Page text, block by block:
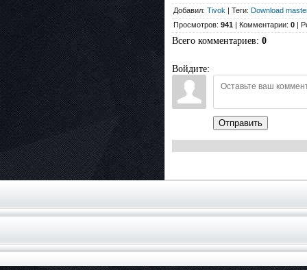
Добавил: Tivok | Теги: Download
Просмотров: 941 | Комментарии: 0 |
Всего комментариев: 0
Войдите:
Отправить